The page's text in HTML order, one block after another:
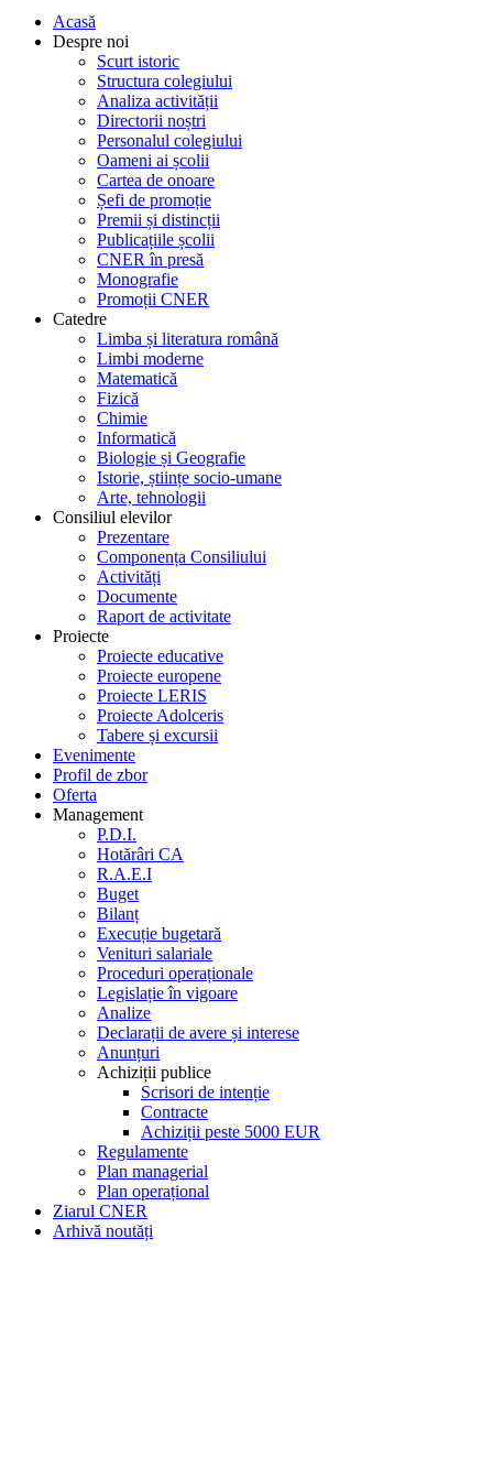
Acasă
Despre noi
Scurt istoric
Structura colegiului
Analiza activității
Directorii noștri
Personalul colegiului
Oameni ai școlii
Cartea de onoare
Șefi de promoție
Premii și distincții
Publicațiile școlii
CNER în presă
Monografie
Promoții CNER
Catedre
Limba și literatura română
Limbi moderne
Matematică
Fizică
Chimie
Informatică
Biologie și Geografie
Istorie, științe socio-umane
Arte, tehnologii
Consiliul elevilor
Prezentare
Componența Consiliului
Activități
Documente
Raport de activitate
Proiecte
Proiecte educative
Proiecte europene
Proiecte LERIS
Proiecte Adolceris
Tabere și excursii
Evenimente
Profil de zbor
Oferta
Management
P.D.I.
Hotărâri CA
R.A.E.I
Buget
Bilanț
Execuție bugetară
Venituri salariale
Proceduri operaționale
Legislație în vigoare
Analize
Declarații de avere și interese
Anunțuri
Achiziții publice
Scrisori de intenție
Contracte
Achiziții peste 5000 EUR
Regulamente
Plan managerial
Plan operațional
Ziarul CNER
Arhivă noutăți